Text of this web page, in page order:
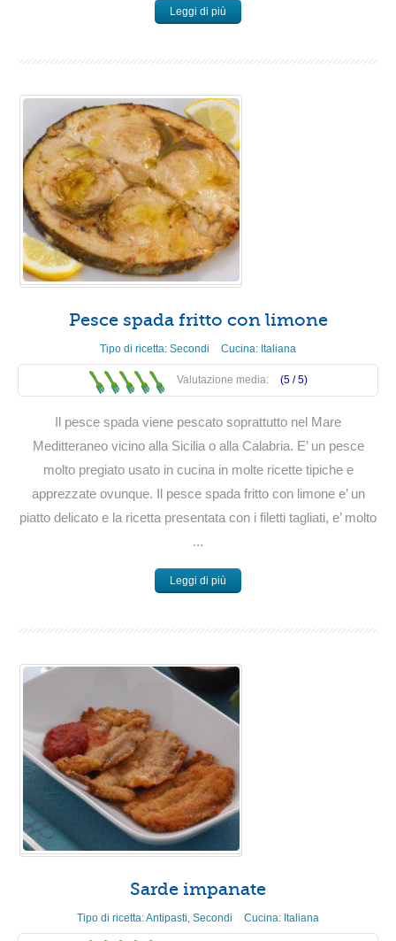
Leggi di più
Pesce spada fritto con limone
Tipo di ricetta: Secondi Cucina: Italiana
Valutazione media: (5 /5)
Il pesce spada viene pescato soprattutto nel Mare
Meditteraneo vicino alla Sicilia o alla Calabria. E’ un pesce
molto pregiato usato in cucina in molte ricette tipiche e
apprezzate ovunque. Il pesce spada fritto con limone e’ un
piatto delicato e la ricetta presentata con i filetti tagliati, e’ molto
...
Leggi di più
Sarde impanate
Tipo di ricetta:Antipasti Secondi Cucina: Italiana